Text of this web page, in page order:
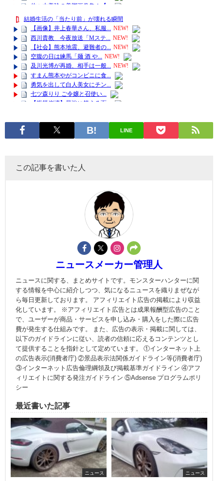
LINE
この記事を書いた人
ニュースメーカー管理人
ニュースに関する、まとめサイトです。モンスターハンターに関
する情報を中心に紹介しつつ、気になるニュースを織りまぜなが
ら毎日更新しております。 アフィリエイト広告の掲載により収益
化しています。 ※アフィリエイト広告とは成果報酬型広告のこと
で、ユーザーが商品・サービスを申し込み・購入をした際に広告
費が発生する仕組みです。 また、広告の表示・掲載に関しては、
以下のガイドラインに従い、読者の信頼に応えるコンテンツとし
て提供することを指針として定めています。 ①インターネット上
の広告表示(消費者庁) ②景品表示法関係ガイドライン等(消費者庁)
③インターネット広告倫理綱領及び掲載基準ガイドライン ④アフ
ィリエイトに関する発注ガイドライン ⑤Adsense プログラムポリ
シー
最近書いた記事
ニュース ニュース